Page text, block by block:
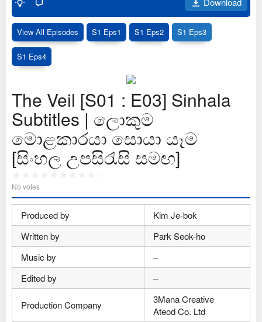
View All Episodes S1 Eps1 S1 Eps2 S1 Eps3
S1 Eps4
The Veil [S01 : E03] Sinhala
Subtitles | ලොකුම
මොළකාරයා සොයා යෑම
[සිංහල උපසිරැසි සමඟ]
No votes
Produced by
Kim Je-bok
Written by
Park Seok-ho
Music by
–
Edited by
–
Production Company
3Mana Creative
Ateod Co. Ltd